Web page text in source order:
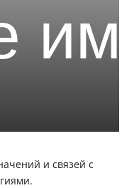
и связей с